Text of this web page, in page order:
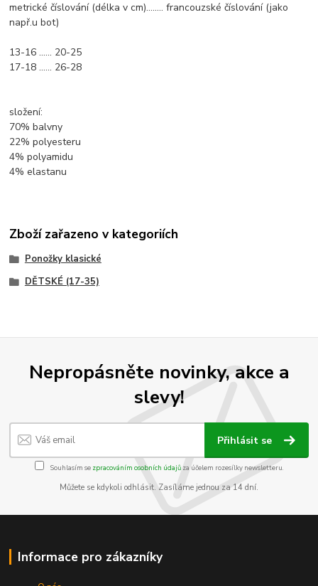
metrické číslování (délka v cm)........ francouzské číslování (jako
např.u bot)
13-16 ...... 20-25
17-18 ...... 26-28
složení:
70% balvny
22% polyesteru
4% polyamidu
4% elastanu
Zboží zařazeno v kategoriích
Ponožky klasické
DĚTSKÉ (17-35)
Nepropásněte novinky, akce a
slevy!
Přihlásit se
Souhlasím se zpracováním osobních údajůza účelem rozesílky newsletteru.
Můžete se kdykoli odhlásit. Zasíláme jednou za 14 dní.
Informace pro zákazníky